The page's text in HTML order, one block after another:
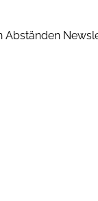
Abständen